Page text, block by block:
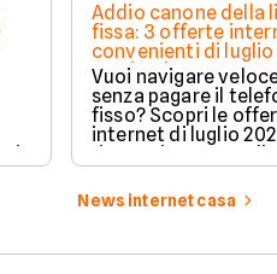
Addio canone della
fissa: 3 offerte
convenienti di luglio
partire da 19,95€
Vuoi navigare
senza pagare il
fisso? Scopri le
internet di luglio
tariffa perfetta per
News internet casa